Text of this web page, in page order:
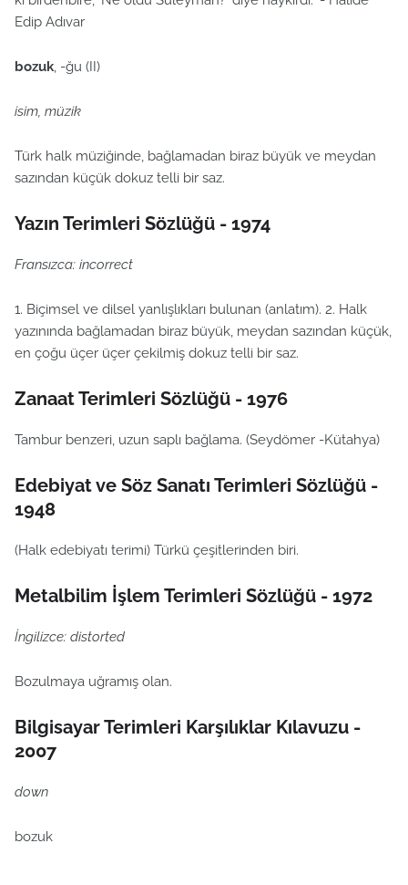
Edip Adıvar
bozuk, -ğu (II)
isim, müzik
Türk halk müziğinde, bağlamadan biraz büyük ve meydan
sazından küçük dokuz telli bir saz.
Yazın Terimleri Sözlüğü - 1974
Fransızca: incorrect
1. Biçimsel ve dilsel yanlışlıkları bulunan (anlatım). 2. Halk
yazınında bağlamadan biraz büyük, meydan sazından küçük,
en çoğu üçer üçer çekilmiş dokuz telli bir saz.
Zanaat Terimleri Sözlüğü - 1976
Tambur benzeri, uzun saplı bağlama. (Seydömer -Kütahya)
Edebiyat ve Söz Sanatı Terimleri Sözlüğü -
1948
(Halk edebiyatı terimi) Türkü çeşitlerinden biri.
Metalbilim İşlem Terimleri Sözlüğü - 1972
İngilizce: distorted
Bozulmaya uğramış olan.
Bilgisayar Terimleri Karşılıklar Kılavuzu -
2007
down
bozuk